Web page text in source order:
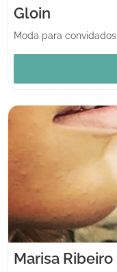
Gloin
Moda para convidados